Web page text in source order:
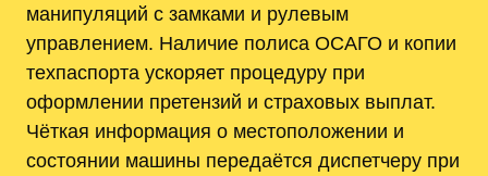
манипуляций с замками и рулевым
управлением. Наличие полиса ОСАГО и копии
техпаспорта ускоряет процедуру при
оформлении претензий и страховых выплат.
Чёткая информация о местоположении и
состоянии машины передаётся диспетчеру при